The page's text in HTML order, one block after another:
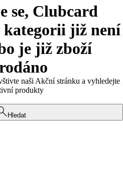
se, Clubcard
již není
je již zboží
naši Akční stránku a vyhledejte
produkty
Hledat